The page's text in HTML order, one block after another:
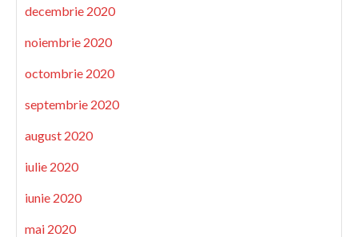
decembrie 2020
noiembrie 2020
octombrie 2020
septembrie 2020
august 2020
iulie 2020
iunie 2020
mai 2020